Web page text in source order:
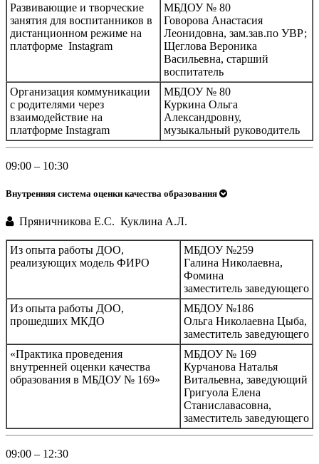
Развивающие и творческие
занятия для воспитанников в
дистанционном режиме на
платформе Instagram
МБДОУ № 80
Говорова Анастасия
Леонидовна, зам.зав.по УВР;
Щеглова Вероника
Васильевна, старший
воспитатель
Организация коммуникации
с родителями через
взаимодействие на
платформе Instagram
МБДОУ № 80
Куркина Ольга
Александровну,
музыкальный руководитель
09:00 – 10:30
Внутренняя система оценки качества образования
Пряничникова Е.С. Куклина А.Л.
Из опыта работы ДОО,
реализующих модель ФИРО
МБДОУ №259
Галина Николаевна,
Фомина
заместитель заведующего
Из опыта работы ДОО,
прошедших МКДО
МБДОУ №186
Ольга Николаевна Цыба,
заместитель заведующего
«Практика проведения
внутренней оценки качества
образования в МБДОУ № 169»
МБДОУ № 169
Курчанова Наталья
Витальевна, заведующий
Григуола Елена
Станиславасовна,
заместитель заведующего
09:00 – 12:30